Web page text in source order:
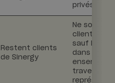
privés
Restent clients
de Sinergy
Ne sont
clients du
sauf le RCP
dans son
ensemble,
travers de